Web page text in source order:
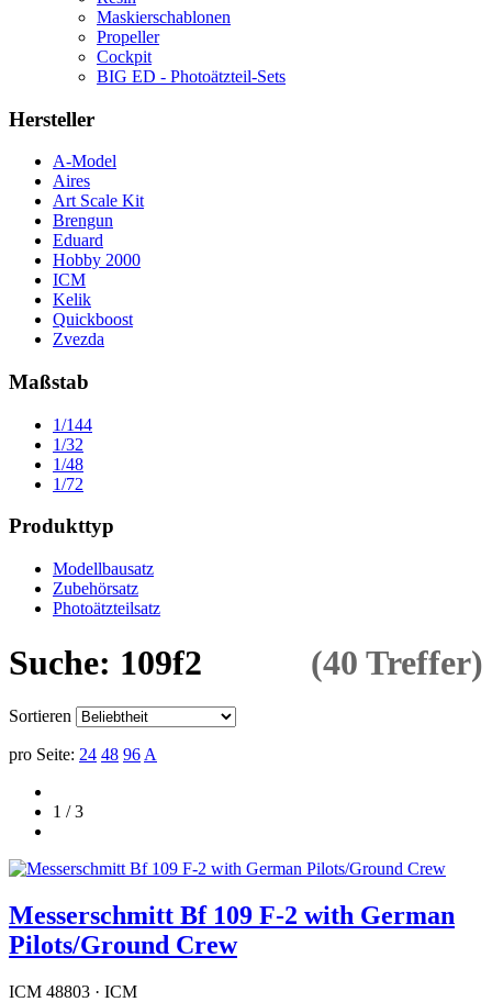
Maskierschablonen
Propeller
Cockpit
BIG ED - Photoätzteil-Sets
Hersteller
A-Model
Aires
Art Scale Kit
Brengun
Eduard
Hobby 2000
ICM
Kelik
Quickboost
Zvezda
Maßstab
1/144
1/32
1/48
1/72
Produkttyp
Modellbausatz
Zubehörsatz
Photoätzteilsatz
Suche: 109f2 (40 Treffer)
Sortieren
pro Seite: 24 48 96 A
1 / 3
Messerschmitt Bf 109 F-2 with German
Pilots/Ground Crew
ICM 48803 · ICM